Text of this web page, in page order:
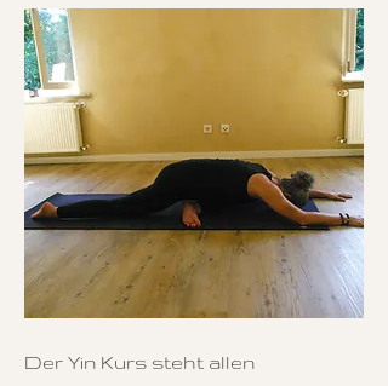
Der Yin Kurs steht allen